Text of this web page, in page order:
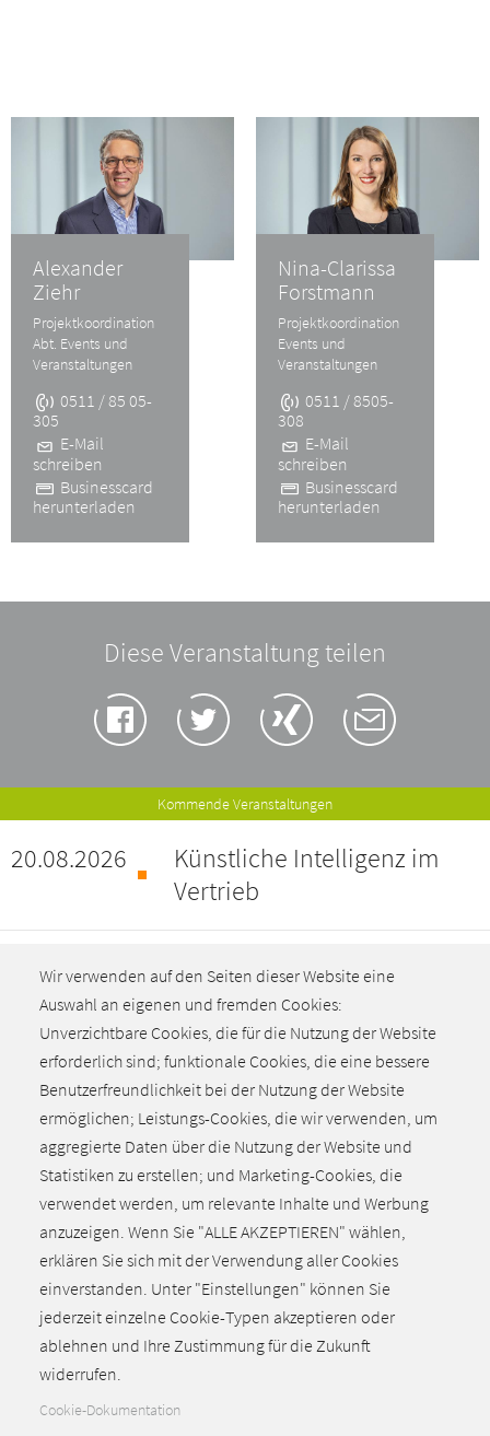
Alexander
Ziehr
Projektkoordination
Abt. Events und
Veranstaltungen
0511 / 85 05-
305
E-Mail
schreiben
Businesscard
herunterladen
Nina-Clarissa
Forstmann
Projektkoordination
Events und
Veranstaltungen
0511 / 8505-
308
E-Mail
schreiben
Businesscard
herunterladen
Diese Veranstaltung teilen
Kommende Veranstaltungen
20.08.2026
Künstliche Intelligenz im
Vertrieb
25.08.2026
Umgang mit Mobbing und
Diskriminierung am
Arbeitsplatz
26.08.2026
Kosteneinsparung durch
Digitalisierung und KI in der
Produktion
Weitere Veranstaltungen
Zurück zum Seitenanfang
Wir verwenden auf den Seiten dieser Website eine
Auswahl an eigenen und fremden Cookies:
Unverzichtbare Cookies, die für die Nutzung der Website
erforderlich sind; funktionale Cookies, die eine bessere
Benutzerfreundlichkeit bei der Nutzung der Website
ermöglichen; Leistungs-Cookies, die wir verwenden, um
aggregierte Daten über die Nutzung der Website und
Statistiken zu erstellen; und Marketing-Cookies, die
verwendet werden, um relevante Inhalte und Werbung
anzuzeigen. Wenn Sie "ALLE AKZEPTIEREN" wählen,
erklären Sie sich mit der Verwendung aller Cookies
einverstanden. Unter "Einstellungen" können Sie
jederzeit einzelne Cookie-Typen akzeptieren oder
ablehnen und Ihre Zustimmung für die Zukunft
widerrufen.
Cookie-Dokumentation